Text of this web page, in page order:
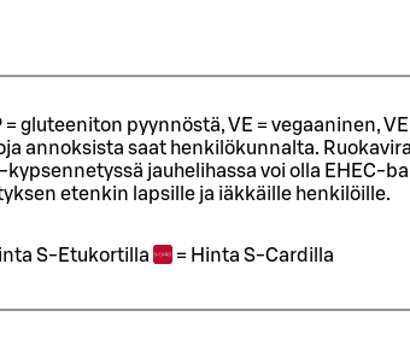
gluteeniton pyynnöstä, VE = vegaaninen,
annoksista saat henkilökunnalta.
jauhelihassa voi olla EHEC-
etenkin lapsille ja iäkkäille henkilöille.
S-Etukortilla = Hinta S-Cardilla